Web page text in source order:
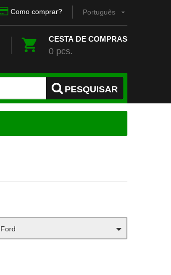
Português
Como comprar?
CESTA DE COMPRAS
0 pcs.
PESQUISAR
Ford